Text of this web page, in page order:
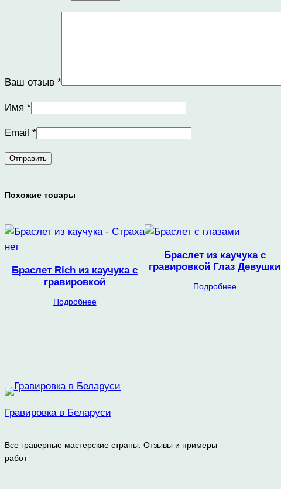
Ваш отзыв *
Имя *
Email *
Похожие товары
Браслет Rich из каучука с
гравировкой
Подробнее
Браслет из каучука с
гравировкой Глаз Девушки
Подробнее
Гравировка в Беларуси
Все граверные мастерские страны. Отзывы и примеры
работ